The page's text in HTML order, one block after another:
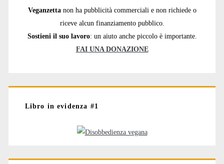
Veganzetta non ha pubblicità commerciali e non richiede o
riceve alcun finanziamento pubblico.
Sostieni il suo lavoro: un aiuto anche piccolo è importante.
FAI UNA DONAZIONE
Libro in evidenza #1